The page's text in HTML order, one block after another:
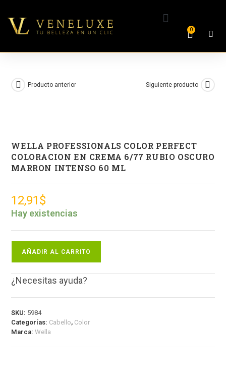
0
Producto anterior Siguiente producto
WELLA PROFESSIONALS COLOR PERFECT
COLORACION EN CREMA 6/77 RUBIO OSCURO
MARRON INTENSO 60 ML
12,91$
Hay existencias
AÑADIR AL CARRITO
¿Necesitas ayuda?
SKU: 5984
Categorías: Cabello, Color
Marca:Wella